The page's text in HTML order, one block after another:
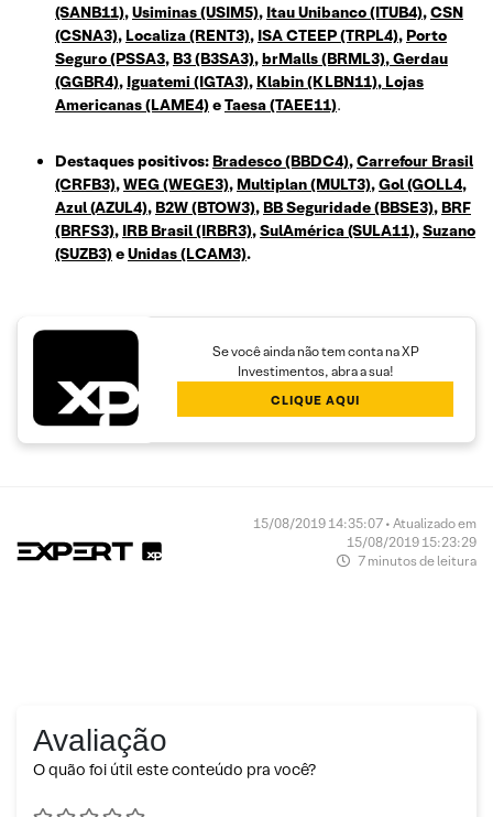
(SANB11),Usiminas (USIM5), Itau Unibanco (ITUB4),CSN
(CSNA3), Localiza (RENT3), ISA CTEEP (TRPL4), Porto
Seguro (PSSA3, B3 (B3SA3),brMalls (BRML3),Gerdau
(GGBR4), Iguatemi (IGTA3), Klabin (KLBN11), Lojas
Americanas (LAME4)eTaesa (TAEE11).
Destaques positivos: Bradesco (BBDC4),Carrefour Brasil
(CRFB3),WEG (WEGE3), Multiplan (MULT3),Gol (GOLL4,
Azul (AZUL4), B2W (BTOW3), BB Seguridade (BBSE3), BRF
(BRFS3), IRB Brasil (IRBR3),SulAmérica (SULA11),Suzano
(SUZB3)eUnidas (LCAM3).
Se você ainda não tem conta na XP
Investimentos, abra a sua!
CLIQUE AQUI
15/08/2019 14:35:07 • Atualizado em
15/08/2019 15:23:29
7 minutos de leitura
Avaliação
O quão foi útil este conteúdo pra você?